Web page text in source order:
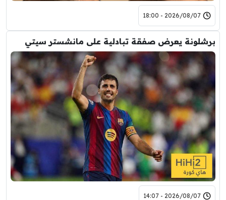
2026/08/07 - 18:00
برشلونة يعرض صفقة تبادلية على مانشستر سيتي
2026/08/07 - 14:07